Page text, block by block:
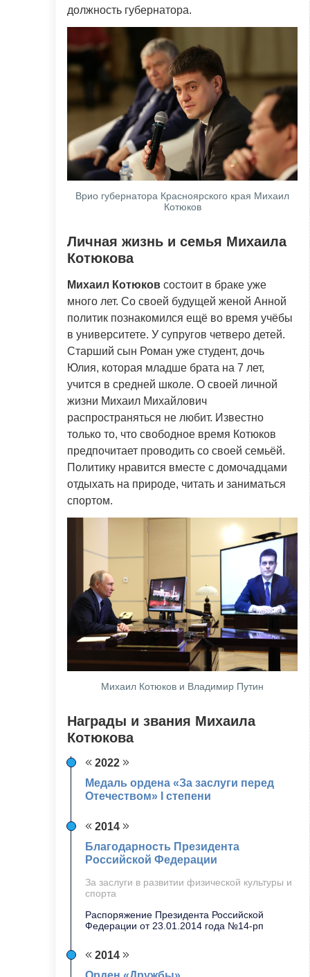
должность губернатора.
Врио губернатора Красноярского края Михаил
Котюков
Личная жизнь и семья Михаила
Котюкова
Михаил Котюков состоит в браке уже
много лет. Со своей будущей женой Анной
политик познакомился ещё во время учёбы
в университете. У супругов четверо детей.
Старший сын Роман уже студент, дочь
Юлия, которая младше брата на 7 лет,
учится в средней школе. О своей личной
жизни Михаил Михайлович
распространяться не любит. Известно
только то, что свободное время Котюков
предпочитает проводить со своей семьёй.
Политику нравится вместе с домочадцами
отдыхать на природе, читать и заниматься
спортом.
Михаил Котюков и Владимир Путин
Награды и звания Михаила
Котюкова
2022
Медаль ордена «За заслуги перед
Отечеством» I степени
2014
Благодарность Президента
Российской Федерации
За заслуги в развитии физической культуры и
спорта
Распоряжение Президента Российской
Федерации от 23.01.2014 года №14-рп
2014